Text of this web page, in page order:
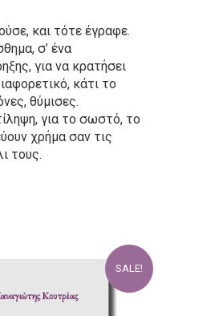
και τότε έγραφε.
σ’ ένα
για να κρατήσει
κάτι το
θύμισες.
για το σωστό, το
χρήμα σαν τις
τους.
SALE!